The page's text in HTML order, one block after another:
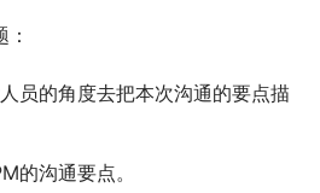
员的角度去把本次沟通的要点描
的沟通要点。